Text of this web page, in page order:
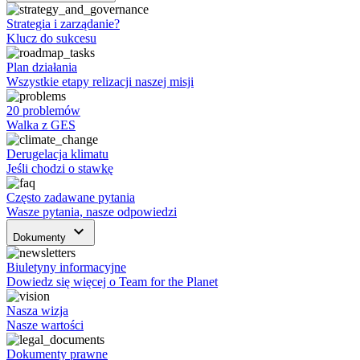
Strategia i zarządanie?
Klucz do sukcesu
Plan działania
Wszystkie etapy relizacji naszej misji
20 problemów
Walka z GES
Derugelacja klimatu
Jeśli chodzi o stawkę
Często zadawane pytania
Wasze pytania, nasze odpowiedzi
Dokumenty keyboard_arrow_down
Biuletyny informacyjne
Dowiedz się więcej o Team for the Planet
Nasza wizja
Nasze wartości
Dokumenty prawne